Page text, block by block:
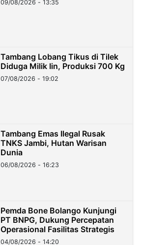
09/08/2026 - 13:35
Tambang Lobang Tikus di Tilek
Diduga Milik Iin, Produksi 700 Kg
07/08/2026 - 19:02
Tambang Emas Ilegal Rusak
TNKS Jambi, Hutan Warisan
Dunia
06/08/2026 - 16:23
Pemda Bone Bolango Kunjungi
PT BNPG, Dukung Percepatan
Operasional Fasilitas Strategis
04/08/2026 - 14:20